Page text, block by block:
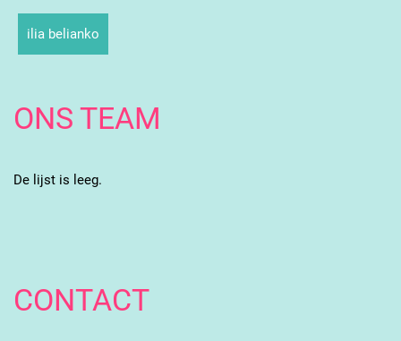
ilia belianko
ONS TEAM
De lijst is leeg.
CONTACT